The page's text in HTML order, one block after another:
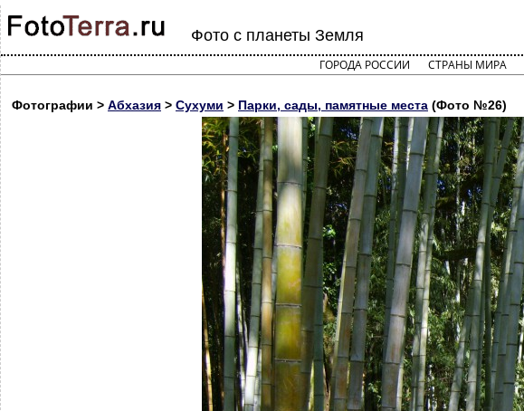
Фото с планеты Земля
ГОРОДА РОССИИ СТРАНЫ МИРА
Фотографии > Абхазия > Сухуми > Парки, сады, памятные места (Фото №26)